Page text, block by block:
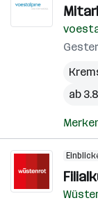
ab